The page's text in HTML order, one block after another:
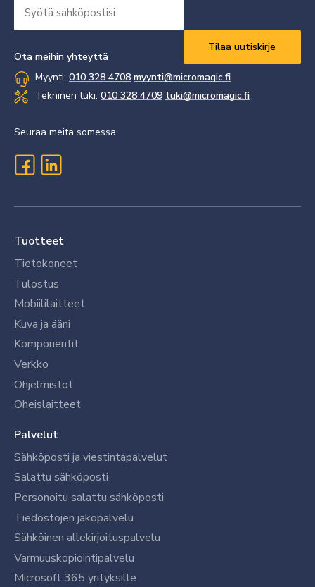
sähköpostisi
Ota meihin yhteyttä
Myynti: 010 328 4708 myynti@micromagic.fi
Tekninen tuki: 010 328 4709 tuki@micromagic.fi
Seuraa meitä somessa
Tuotteet
Tietokoneet
Tulostus
Mobiililaitteet
Kuva ja ääni
Komponentit
Verkko
Ohjelmistot
Oheislaitteet
Palvelut
Sähköposti ja viestintäpalvelut
Salattu sähköposti
Personoitu salattu sähköposti
Tiedostojen jakopalvelu
Sähköinen allekirjoituspalvelu
Varmuuskopiointipalvelu
Microsoft 365 yrityksille